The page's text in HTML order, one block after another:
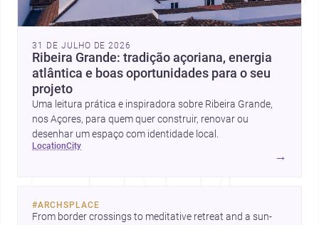
31 DE JULHO DE 2026
Ribeira Grande: tradição açoriana, energia
atlântica e boas oportunidades para o seu
projeto
Uma leitura prática e inspiradora sobre Ribeira Grande,
nos Açores, para quem quer construir, renovar ou
desenhar um espaço com identidade local.
location city
→
#ARCHSPLACE
From border crossings to meditative retreat and a sun-